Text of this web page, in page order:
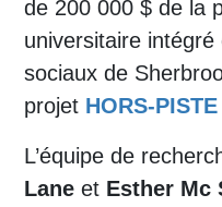
de 200 000 $ de la
universitaire
sociaux de
projet HORS-
L’équipe de
Lane et Esther Mc